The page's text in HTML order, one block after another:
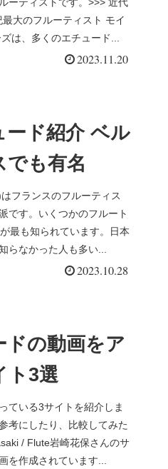
大のフルーティスト モイ
は、多くのエチュード...
2023.11.20
ード紹介 ベル
でも有名
フランスのフルーティス
です。いくつかのフルート
最も知られています。日本
らなかった人も多い...
2023.10.28
ドの動画をア
ト3選
ている3サイトを紹介しま
考にしたり、比較してみた
/ Flute岩崎花保さんのサ
を作成されています...